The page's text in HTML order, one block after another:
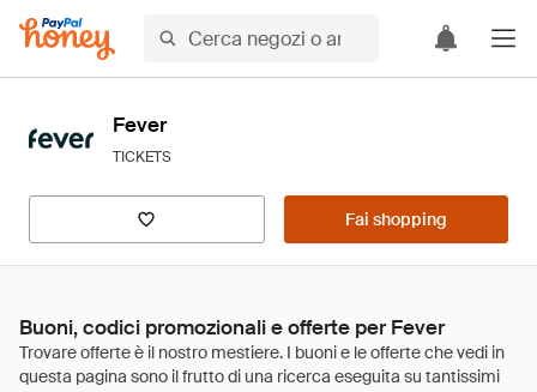
Fever
TICKETS
Fai shopping
Buoni, codici promozionali e offerte per Fever